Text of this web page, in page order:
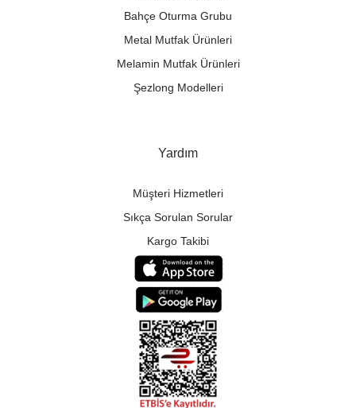
Bahçe Oturma Grubu
Metal Mutfak Ürünleri
Melamin Mutfak Ürünleri
Şezlong Modelleri
Yardım
Müşteri Hizmetleri
Sıkça Sorulan Sorular
Kargo Takibi